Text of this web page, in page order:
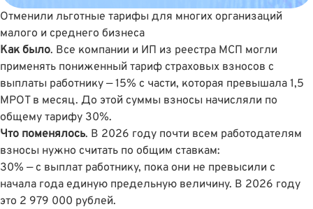
Отменили льготные тарифы для многих организаций
малого и среднего бизнеса
Как было. Все компании и ИП из реестра МСП могли
применять пониженный тариф страховых взносов с
выплаты работнику — 15% с части, которая превышала 1,5
МРОТ в месяц. До этой суммы взносы начисляли по
общему тарифу 30%.
Что поменялось. В 2026 году почти всем работодателям
взносы нужно считать по общим ставкам:
30% — с выплат работнику, пока они не превысили с
начала года единую предельную величину. В 2026 году
это 2 979 000 рублей.